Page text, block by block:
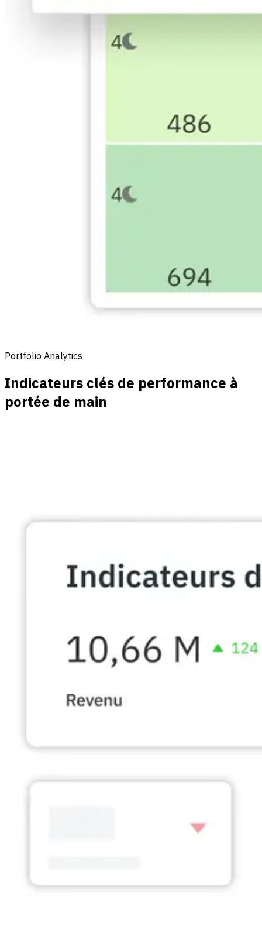
Portfolio Analytics
Indicateurs clés de performance à
portée de main